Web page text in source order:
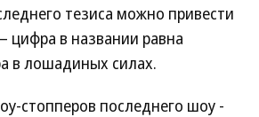
тезиса можно привести
цифра в названии равна
в лошадиных силах.
стопперов последнего шоу -